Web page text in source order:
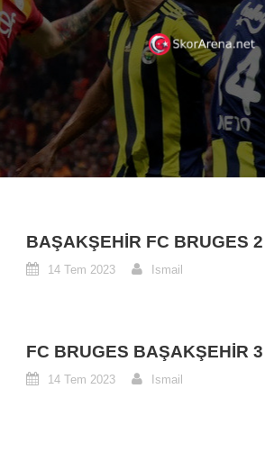
BAŞAKŞEHIR FC BRUGES
14 Tem 2023 Ismail
FC BRUGES BAŞAKŞEHIR
14 Tem 2023 Ismail